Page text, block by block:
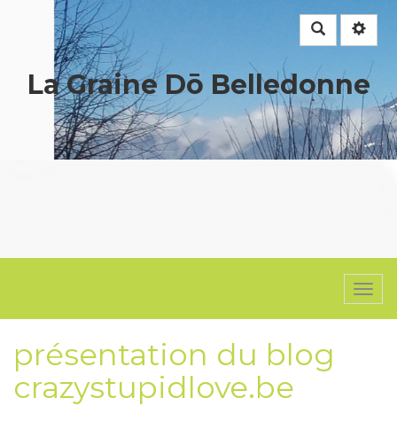
Rechercher
La Graine Dō Belledonne
présentation du blog
crazystupidlove.be